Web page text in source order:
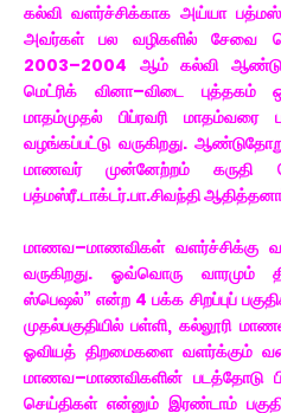
கல்வி வளர்ச்சிக்காக அய்யா
அவர்கள் பல வழிகளில் சேவை
2003–2004 ஆம் கல்வி
மெட்ரிக் வினா–விடை புத்தகம்
மாதம்முதல் பிப்ரவரி மாதம்வரை
வழங்கப்பட்டு வருகிறது.
மாணவர் முன்னேற்றம் கருதி
பத்மஸ்ரீ.டாக்டர்.பா.சிவந்தி
மாணவ–மாணவிகள் வளர்ச்சிக்கு
வருகிறது. ஓவ்வொரு வாரமும்
ஸ்பெஷல்” என்ற 4 பக்க சிறப்புப்
முதல்பகுதியில் பள்ளி, கல்லூரி
ஓவியத் திறமைகளை வளர்க்கும்
மாணவ–மாணவிகளின் படத்தோடு
செய்திகள் என்னும் இரண்டாம்